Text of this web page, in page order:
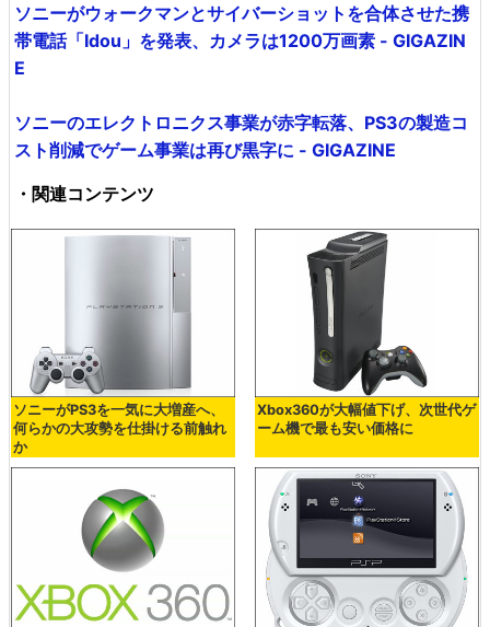
ソニーがウォークマンとサイバーショットを合体させた携
帯電話「Idou」を発表、カメラは1200万画素 - GIGAZIN
E
ソニーのエレクトロニクス事業が赤字転落、PS3の製造コ
スト削減でゲーム事業は再び黒字に - GIGAZINE
・関連コンテンツ
ソニーがPS3を一気に大増産へ、
何らかの大攻勢を仕掛ける前触れ
か
Xbox360が大幅値下げ、次世代ゲ
ーム機で最も安い価格に